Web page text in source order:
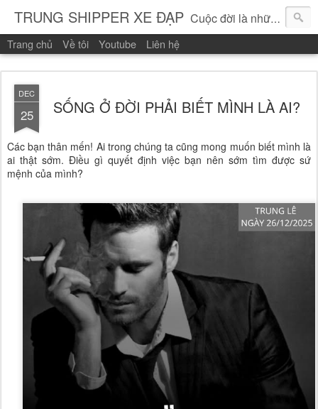
TRUNG SHIPPER XE ĐẠP Cuộc đời là những vòng quay!
Trang chủ Về tôi Youtube Liên hệ
DEC
25 SỐNG Ở ĐỜI PHẢI BIẾT MÌNH LÀ AI?
Các bạn thân mến! Ai trong chúng ta cũng mong muốn biết mình là
ai thật sớm. Điều gì quyết định việc bạn nên sớm tìm được sứ
mệnh của mình?